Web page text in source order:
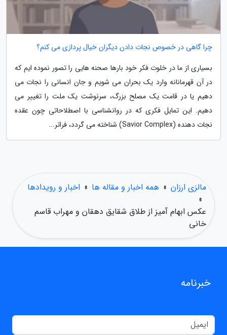
چرا گاهی در خصوص نجات دادن دیگران خیال پردازی می کنم؟
بسیاری از ما در خلوت فکر خود بارها صحنه هایی را تصور نموده ایم که
در آن قهرمانانه وارد یک بحران می شویم و جان انسانی را نجات می
دهیم یا در قامت یک مصلح بزرگ، سرنوشت یک ملت را تغییر می
دهیم. این تمایل فکری که در روانشناسی با اصطلاحاتی چون عقده
نجات دهنده (Savior Complex) شناخته می گردد، فراتر...
مالزی ارزان » همه اخبار و مقاله ها » اخبار و رویدادها
»
عکس ابهام آمیز از طلاق شقایق دهقان و مهراب قاسم
خانی
خبرنامه